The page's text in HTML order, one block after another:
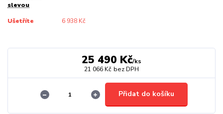
slevou
Ušetříte 6 938 Kč
25 490 Kč/ks
21 066 Kč bez DPH
Přidat do košíku